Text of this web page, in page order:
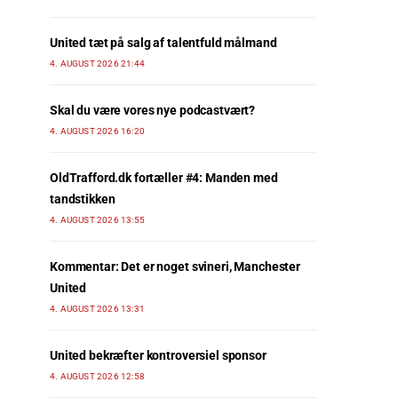
United tæt på salg af talentfuld målmand
4. AUGUST 2026 21:44
Skal du være vores nye podcastvært?
4. AUGUST 2026 16:20
OldTrafford.dk fortæller #4: Manden med
tandstikken
4. AUGUST 2026 13:55
Kommentar: Det er noget svineri, Manchester
United
4. AUGUST 2026 13:31
United bekræfter kontroversiel sponsor
4. AUGUST 2026 12:58